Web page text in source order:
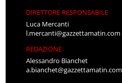
DIRETTORE RESPONSABILE
Luca Mercanti
l.mercanti@gazzettamatin.com
REDAZIONE
Alessandro Bianchet
a.bianchet@gazzettamatin.com